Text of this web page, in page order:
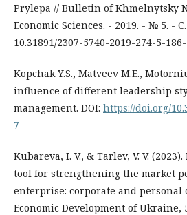
Prylepa // Bulletin of Khmelnytsky
Economic Sciences. - 2019. - № 5. - С.
10.31891/2307-5740-2019-274-5-
Kopchak Y.S., Matveev M.E.,
influence of different leadership
management. DOI: https://doi.org/
7
Kubareva, I. V., & Tarlev, V. V.
tool for strengthening the market
enterprise: corporate and personal
Economic Development of Ukraine,